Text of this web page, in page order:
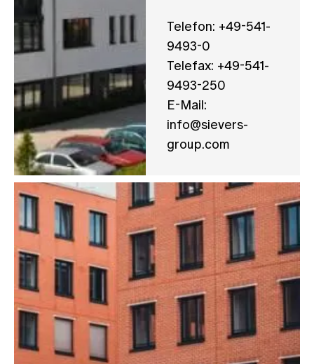
Telefon: +49-541-
9493-0
Telefax: +49-541-
9493-250
E-Mail:
info@sievers-
group.com